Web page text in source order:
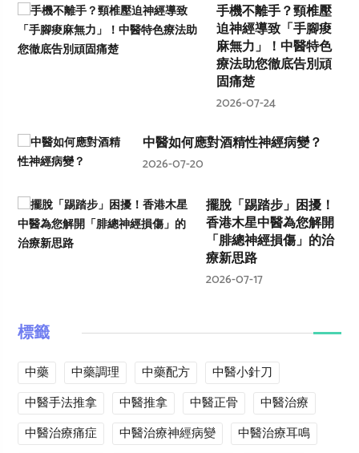
手機不離手？頸椎壓
迫神經導致「手腳痠
麻無力」！中醫特色
療法助您徹底告別頑
固痛楚
2026-07-24
中醫如何應對酒精性神經病變？
2026-07-20
擺脫「踢踏步」困擾！
香港木星中醫為您解開
「腓總神經損傷」的治
療新思路
2026-07-17
標籤
中藥 中藥調理 中藥配方
中醫小針刀
中醫手法推拿
中醫推拿 中醫正骨
中醫治療
中醫治療痛症
中醫治療神經病變
中醫治療耳鳴